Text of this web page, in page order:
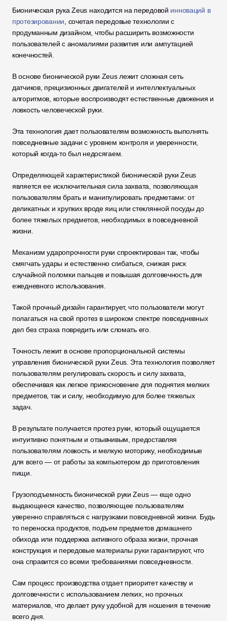
Бионическая рука Zeus находится на передовой инноваций в
протезировании , сочетая передовые технологии с
продуманным дизайном, чтобы расширить возможности
пользователей с аномалиями развития или ампутацией
конечностей.
В основе бионической руки Zeus лежит сложная сеть
датчиков, прецизионных двигателей и интеллектуальных
алгоритмов, которые воспроизводят естественные движения и
ловкость человеческой руки.
Эта технология дает пользователям возможность выполнять
повседневные задачи с уровнем контроля и уверенности,
который когда-то был недосягаем.
Определяющей характеристикой бионической руки Zeus
является ее исключительная сила захвата, позволяющая
пользователям брать и манипулировать предметами: от
деликатных и хрупких вроде яиц или стеклянной посуды до
более тяжелых предметов, необходимых в повседневной
жизни.
Механизм ударопрочности руки спроектирован так, чтобы
смягчать удары и естественно сгибаться, снижая риск
случайной поломки пальцев и повышая долговечность для
ежедневного использования.
Такой прочный дизайн гарантирует, что пользователи могут
полагаться на свой протез в широком спектре повседневных
дел без страха повредить или сломать его.
Точность лежит в основе пропорциональной системы
управления бионической руки Zeus. Эта технология позволяет
пользователям регулировать скорость и силу захвата,
обеспечивая как легкое прикосновение для поднятия мелких
предметов, так и силу, необходимую для более тяжелых
задач.
В результате получается протез руки, который ощущается
интуитивно понятным и отзывчивым, предоставляя
пользователям ловкость и мелкую моторику, необходимые
для всего — от работы за компьютером до приготовления
пищи.
Грузоподъемность бионической руки Zeus — еще одно
выдающееся качество, позволяющее пользователям
уверенно справляться с нагрузками повседневной жизни. Будь
то переноска продуктов, подъем предметов домашнего
обихода или поддержка активного образа жизни, прочная
конструкция и передовые материалы руки гарантируют, что
она справится со всеми требованиями повседневности.
Сам процесс производства отдает приоритет качеству и
долговечности с использованием легких, но прочных
материалов, что делает руку удобной для ношения в течение
всего дня.